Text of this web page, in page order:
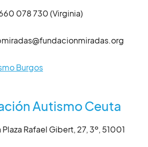
078 730 (Virginia)
Burgos
Autismo Ceuta
Rafael Gibert, 27, 3º, 51001